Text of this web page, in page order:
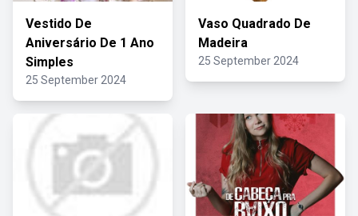
Vestido De
Aniversário De 1 Ano
Simples
25 September 2024
Vaso Quadrado De
Madeira
25 September 2024